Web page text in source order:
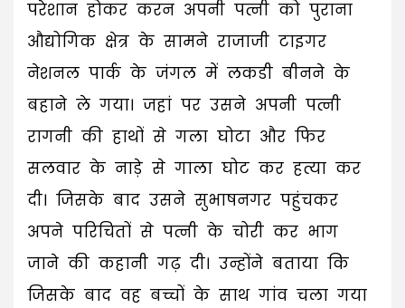
परेशान होकर करन अपनी पत्नी को पुराना
औद्योगिक क्षेत्र के सामने राजाजी टाइगर
नेशनल पार्क के जंगल में लकडी बीनने के
बहाने ले गया। जहां पर उसने अपनी पत्नी
रागनी की हाथों से गला घोटा और फिर
सलवार के नाड़े से गाला घोट कर हत्या कर
दी। जिसके बाद उसने सुभाषनगर पहुंचकर
अपने परिचितों से पत्नी के चोरी कर भाग
जाने की कहानी गढ़ दी। उन्होंने बताया कि
जिसके बाद वह बच्चों के साथ गांव चला गया